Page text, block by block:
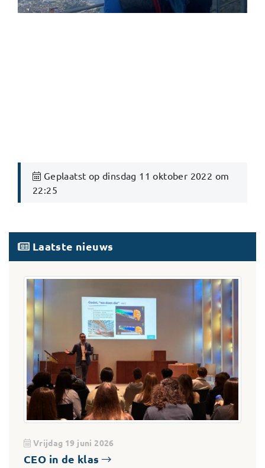
Geplaatst op dinsdag 11 oktober 2022 om
22:25
Laatste nieuws
Vrijdag 19 juni 2026
CEO in de klas